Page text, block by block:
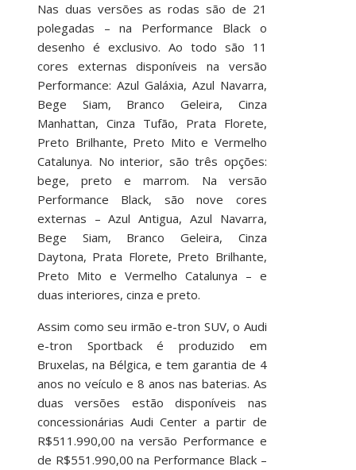
Nas duas versões as rodas são de 21
polegadas – na Performance Black o
desenho é exclusivo. Ao todo são 11
cores externas disponíveis na versão
Performance: Azul Galáxia, Azul Navarra,
Bege Siam, Branco Geleira, Cinza
Manhattan, Cinza Tufão, Prata Florete,
Preto Brilhante, Preto Mito e Vermelho
Catalunya. No interior, são três opções:
bege, preto e marrom. Na versão
Performance Black, são nove cores
externas – Azul Antigua, Azul Navarra,
Bege Siam, Branco Geleira, Cinza
Daytona, Prata Florete, Preto Brilhante,
Preto Mito e Vermelho Catalunya – e
duas interiores, cinza e preto.
Assim como seu irmão e-tron SUV, o Audi
e-tron Sportback é produzido em
Bruxelas, na Bélgica, e tem garantia de 4
anos no veículo e 8 anos nas baterias. As
duas versões estão disponíveis nas
concessionárias Audi Center a partir de
R$511.990,00 na versão Performance e
de R$551.990,00 na Performance Black –